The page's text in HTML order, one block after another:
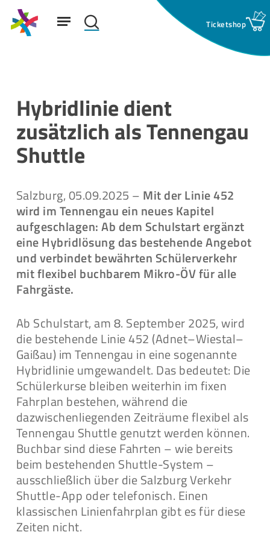
Skip
mainSuchfeld: search
Menu
Hybridlinie dient
zusätzlich als Tennengau
Shuttle
Salzburg, 05.09.2025 – Mit der Linie 452
wird im Tennengau ein neues Kapitel
aufgeschlagen: Ab dem Schulstart ergänzt
eine Hybridlösung das bestehende Angebot
und verbindet bewährten Schülerverkehr
mit flexibel buchbarem Mikro-ÖV für alle
Fahrgäste.
Ab Schulstart, am 8. September 2025, wird
die bestehende Linie 452 (Adnet–Wiestal–
Gaißau) im Tennengau in eine sogenannte
Hybridlinie umgewandelt. Das bedeutet: Die
Schülerkurse bleiben weiterhin im fixen
Fahrplan bestehen, während die
dazwischenliegenden Zeiträume flexibel als
Tennengau Shuttle genutzt werden können.
Buchbar sind diese Fahrten – wie bereits
beim bestehenden Shuttle-System –
ausschließlich über die Salzburg Verkehr
Shuttle-App oder telefonisch. Einen
klassischen Linienfahrplan gibt es für diese
Zeiten nicht.